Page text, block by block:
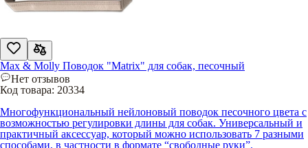
Max & Molly Поводок "Matrix" для собак, песочный
Нет отзывов
Код товара: 20334
Многофункциональный нейлоновый поводок песочного цвета с
возможностью регулировки длины для собак. Универсальный и
практичный аксессуар, который можно использовать 7 разными
способами, в частности в формате “свободные руки”.